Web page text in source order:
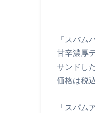
「スパム
甘辛濃厚
サンドし
価格は税
「スパム